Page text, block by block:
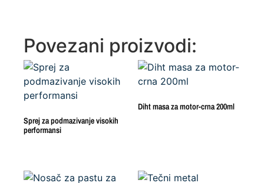
Povezani proizvodi:
Sprej za podmazivanje visokih
performansi
Diht masa za motor-crna 200ml